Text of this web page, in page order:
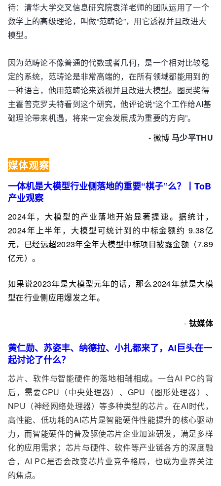
待：清华大学交叉信息研究院袁洋老师的团队运用了一个
数学上的高级理论，叫做“范畴论”，用它透视并且改进大
模型。
因为范畴论不像普通的代数或者几何，是一个相对比较稳
定的系统，范畴论是非常高端的，在所有领域都能用到的
一种语言，他用范畴论来透视并且改进大模型。图灵奖得
主霍普克罗夫特看到这个研究，他评论说“这个工作给AI基
础理论带来机遇，将来一定会发展成为重要的方向”。
- 微博 马少平THU
媒体观察
一体机是大模型行业侧落地的重要“棋子”么？丨ToB
产业观察
2024年，大模型的产业落地开始显著提速。据统计，
2024年上半年，大模型可统计到的中标金额约 9.38亿
元，已经远超2023年全年大模型中标项目披露金额（7.89
亿元）。
如果说2023年是大模型元年的话，那么2024年就是大模
型在行业侧应用爆发之年。
- 钛媒体
黄仁勋、苏姿丰、纳德拉、小扎都来了，AI巨头在一
起讨论了什么？
芯片、软件与智能硬件的落地相辅相成。一台AI PC的背
后，需要CPU（中央处理器）、GPU（图形处理器）、
NPU（神经网络处理器）等多种类型的芯片。在AI时代，
高性能、低功耗的AI芯片是智能硬件性能提升的核心驱动
力，而智能硬件的普及驱使芯片企业加速研发，满足多样
化的应用需求；芯片与硬件、软件等产业链各方的深度融
合，AI PC是否会改变芯片业竞争格局，也成为业界关注
的焦点。